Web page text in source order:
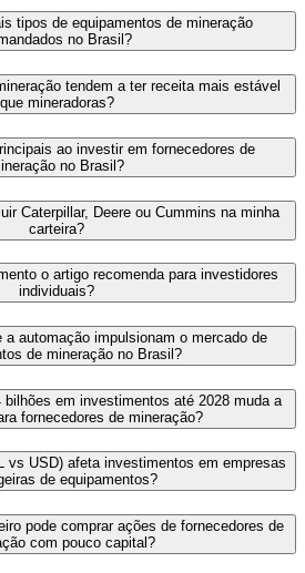
tipos de equipamentos de mineração
no Brasil?
tendem a ter receita mais estável
que mineradoras?
ao investir em fornecedores de
no Brasil?
Caterpillar, Deere ou Cummins na minha
carteira?
o artigo recomenda para investidores
individuais?
a automação impulsionam o mercado de
de mineração no Brasil?
em investimentos até 2028 muda a
fornecedores de mineração?
vs USD) afeta investimentos em empresas
de equipamentos?
pode comprar ações de fornecedores de
com pouco capital?